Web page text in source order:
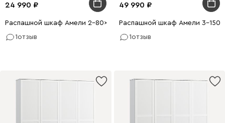
24 990
Распашной шкаф Амели 2-80x210 Белый
1отзыв
49 990
Распашной шкаф Амели 3-
1отзыв